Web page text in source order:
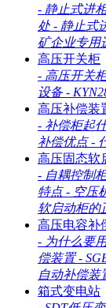
- 静止式进
处 - 静止式
矿企业专用
高压开关柜
- 高压开关
设备 -
高压补偿装
- 补偿柜起
补偿优点 -
高压固态软
- 自耦控制
特点 - 空压
软启动柜的
高压电容补
- 为什么要
偿装置 -
自动补偿装
箱式变电站